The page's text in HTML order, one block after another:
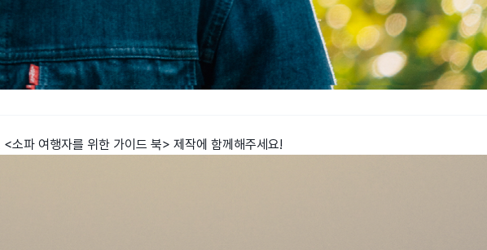
소파 여행자를 위한 가이드 북> 제작에 함께해주세요!